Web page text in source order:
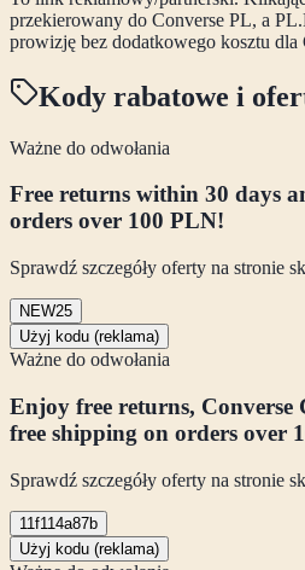
przekierowany do Converse PL, a
prowizję bez dodatkowego kosztu dla
Kody rabatowe i
Ważne do odwołania
Free returns within 30 days
orders over 100 PLN!
Sprawdź szczegóły oferty na stronie
NEW25
Użyj kodu (reklama)
Ważne do odwołania
Enjoy free returns, Converse
free shipping on orders over
Sprawdź szczegóły oferty na stronie
11f114a87b
Użyj kodu (reklama)